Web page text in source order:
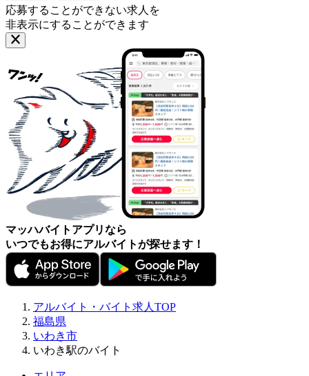
応募することができない求人を
非表示にすることができます
マッハバイトアプリなら
いつでもお得にアルバイトが探せます！
アルバイト・バイト求人TOP
福島県
いわき市
いわき駅のバイト